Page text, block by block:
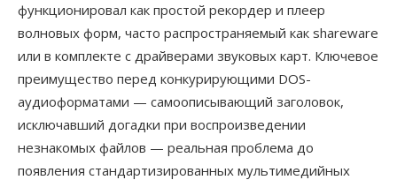
функционировал как простой рекордер и плеер
волновых форм, часто распространяемый как shareware
или в комплекте с драйверами звуковых карт. Ключевое
преимущество перед конкурирующими DOS-
аудиоформатами — самоописывающий заголовок,
исключавший догадки при воспроизведении
незнакомых файлов — реальная проблема до
появления стандартизированных мультимедийных